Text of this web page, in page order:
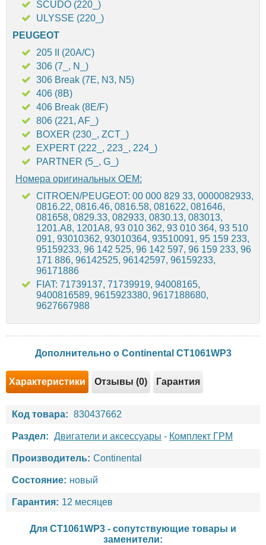
SCUDO (220_)
ULYSSE (220_)
PEUGEOT
205 II (20A/C)
306 (7_, N_)
306 Break (7E, N3, N5)
406 (8B)
406 Break (8E/F)
806 (221, AF_)
BOXER (230_, ZCT_)
EXPERT (222_, 223_, 224_)
PARTNER (5_, G_)
Номера оригинальных OEM:
CITROEN/PEUGEOT: 00 000 829 33, 0000082933,
0816.22, 0816.46, 0816.58, 081622, 081646,
081658, 0829.33, 082933, 0830.13, 083013,
1201.A8, 1201A8, 93 010 362, 93 010 364, 93 510
091, 93010362, 93010364, 93510091, 95 159 233,
95159233, 96 142 525, 96 142 597, 96 159 233, 96
171 886, 96142525, 96142597, 96159233,
96171886
FIAT: 71739137, 71739919, 94008165,
9400816589, 9615923380, 9617188680,
9627667988
Дополнительно о Continental CT1061WP3
Характеристики Отзывы (0) Гарантия
Код товара: 830437662
Раздел: Двигатели и аксессуары - Комплект ГРМ
Производитель: Continental
Состояние: новый
Гарантия: 12 месяцев
Для CT1061WP3 - сопутствующие товары и
заменители: